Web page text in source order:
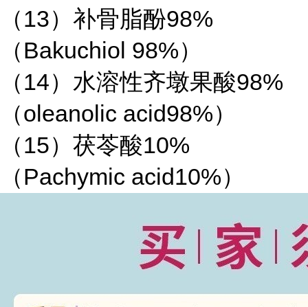
（13）补骨脂酚98%
（Bakuchiol 98%）
（14）水溶性齐墩果酸98%
（oleanolic acid98%）
（15）茯苓酸10%
（Pachymic acid10%）